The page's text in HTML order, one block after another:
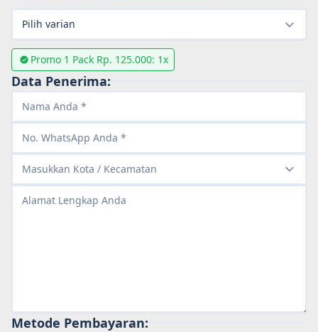
Pilih varian
Promo 1 Pack Rp. 125.000: 1x
Data Penerima:
Masukkan Kota / Kecamatan
Metode Pembayaran: